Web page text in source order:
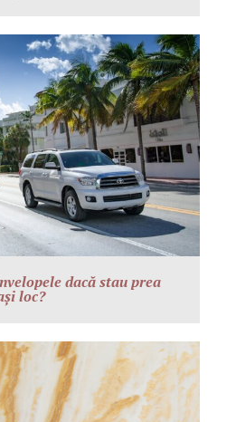
dacă stau prea
loc?